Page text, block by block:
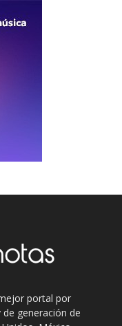
portal por
generación de